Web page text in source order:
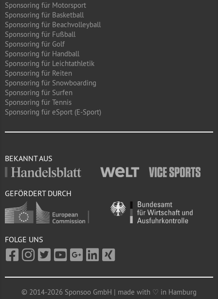
Sponsoring für Motorsport
Sponsoring für Basketball
Sponsoring für Beachvolleyball
Sponsoring für Fußball
Sponsoring für Golf
Sponsoring für Handball
Sponsoring für Leichtathletik
Sponsoring für Reiten
Sponsoring für Snowboarding
Sponsoring für Surfen
Sponsoring für Tennis
Sponsoring für eSport (E-Sport)
BEKANNT AUS
GEFÖRDERT DURCH
FOLGE UNS
© 2014-2026 Sponsoo GmbH | made with ♡ in Hamburg